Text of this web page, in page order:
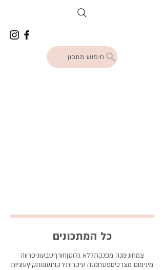
חיפוש מתכון
כל המתכונים
צמחונימנה מפנקתללא גלוטןחורףטבעוניפרווה
מינימום מצרכיםפסחמנה עיקריתירקותעוגותקיץעוגיות